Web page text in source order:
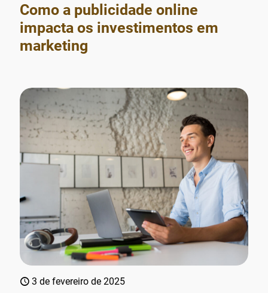
Como a publicidade online
impacta os investimentos em
marketing
3 de fevereiro de 2025